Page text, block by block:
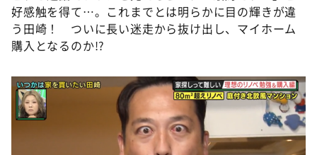
好感触を得て…。これまでとは明らかに目の輝きが違
う田崎！ ついに長い迷走から抜け出し、マイホーム
購入となるのか!?